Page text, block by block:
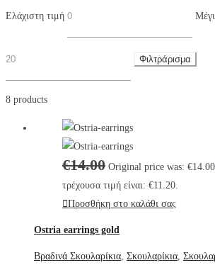
Ελάχιστη τιμή
Φιλτράρισμα
8 products
€14.00 Original price was:
τρέχουσα τιμή είναι: €11.20.
Προσθήκη στο καλάθι σας
Ostria earrings gold
Βραδινά Σκουλαρίκια, Σκουλαρίκια,